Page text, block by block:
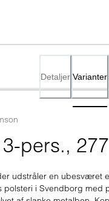
Detaljer Varianter
pers.,
udstråler en ubesværet
polsteri i Svendborg